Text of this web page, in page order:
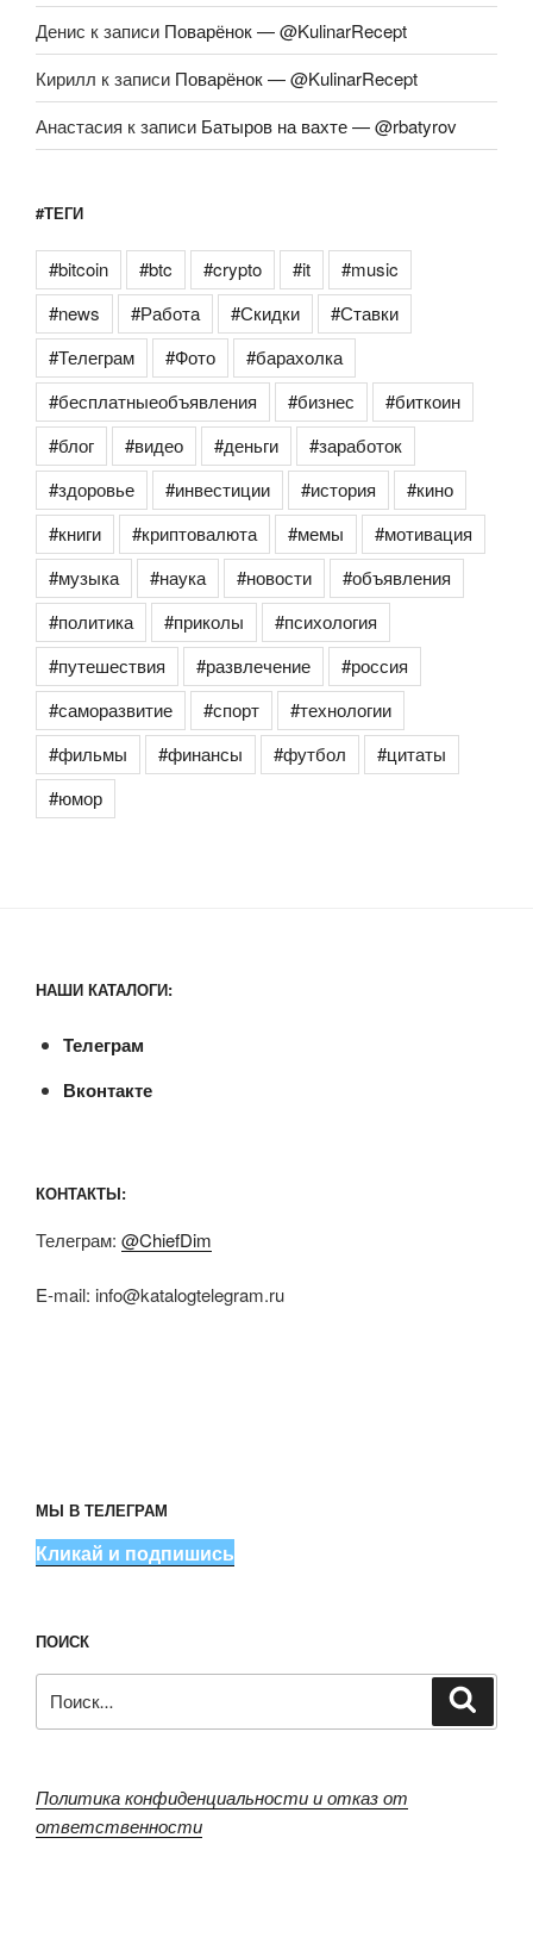
Денис к записи Поварёнок — @KulinarRecept
Кирилл к записи Поварёнок — @KulinarRecept
Анастасия к записи Батыров на вахте — @rbatyrov
#ТЕГИ
#bitcoin #btc #crypto #it
#music
#news
#Работа #Скидки
#Ставки
#Телеграм
#Фото
#барахолка
#бесплатныеобъявления
#бизнес
#биткоин
#блог
#видео #деньги
#заработок
#здоровье
#инвестиции #история
#кино
#книги
#криптовалюта #мемы
#мотивация
#музыка
#наука #новости
#объявления
#политика
#приколы
#психология
#путешествия
#развлечение
#россия
#саморазвитие
#спорт
#технологии
#фильмы
#финансы #футбол
#цитаты
#юмор
НАШИ КАТАЛОГИ:
Телеграм
Вконтакте
КОНТАКТЫ:
Телеграм: @ChiefDim
E-mail: info@katalogtelegram.ru
МЫ В ТЕЛЕГРАМ
Кликай и подпишись
ПОИСК
Политика конфиденциальности и отказ от
ответственности